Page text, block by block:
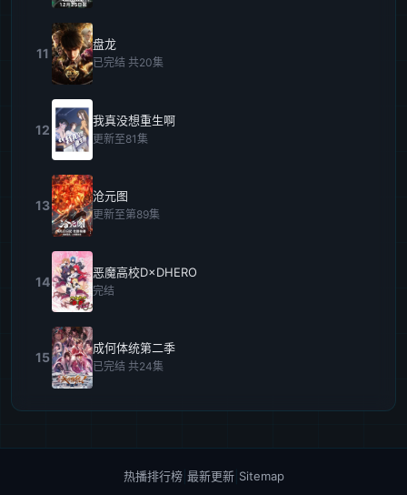
11
盘龙
已完结 共20集
12
我真没想重生啊
更新至81集
13
沧元图
更新至第89集
14
恶魔高校D×DHERO
完结
15
成何体统第二季
已完结 共24集
热播排行榜| 最新更新| Sitemap